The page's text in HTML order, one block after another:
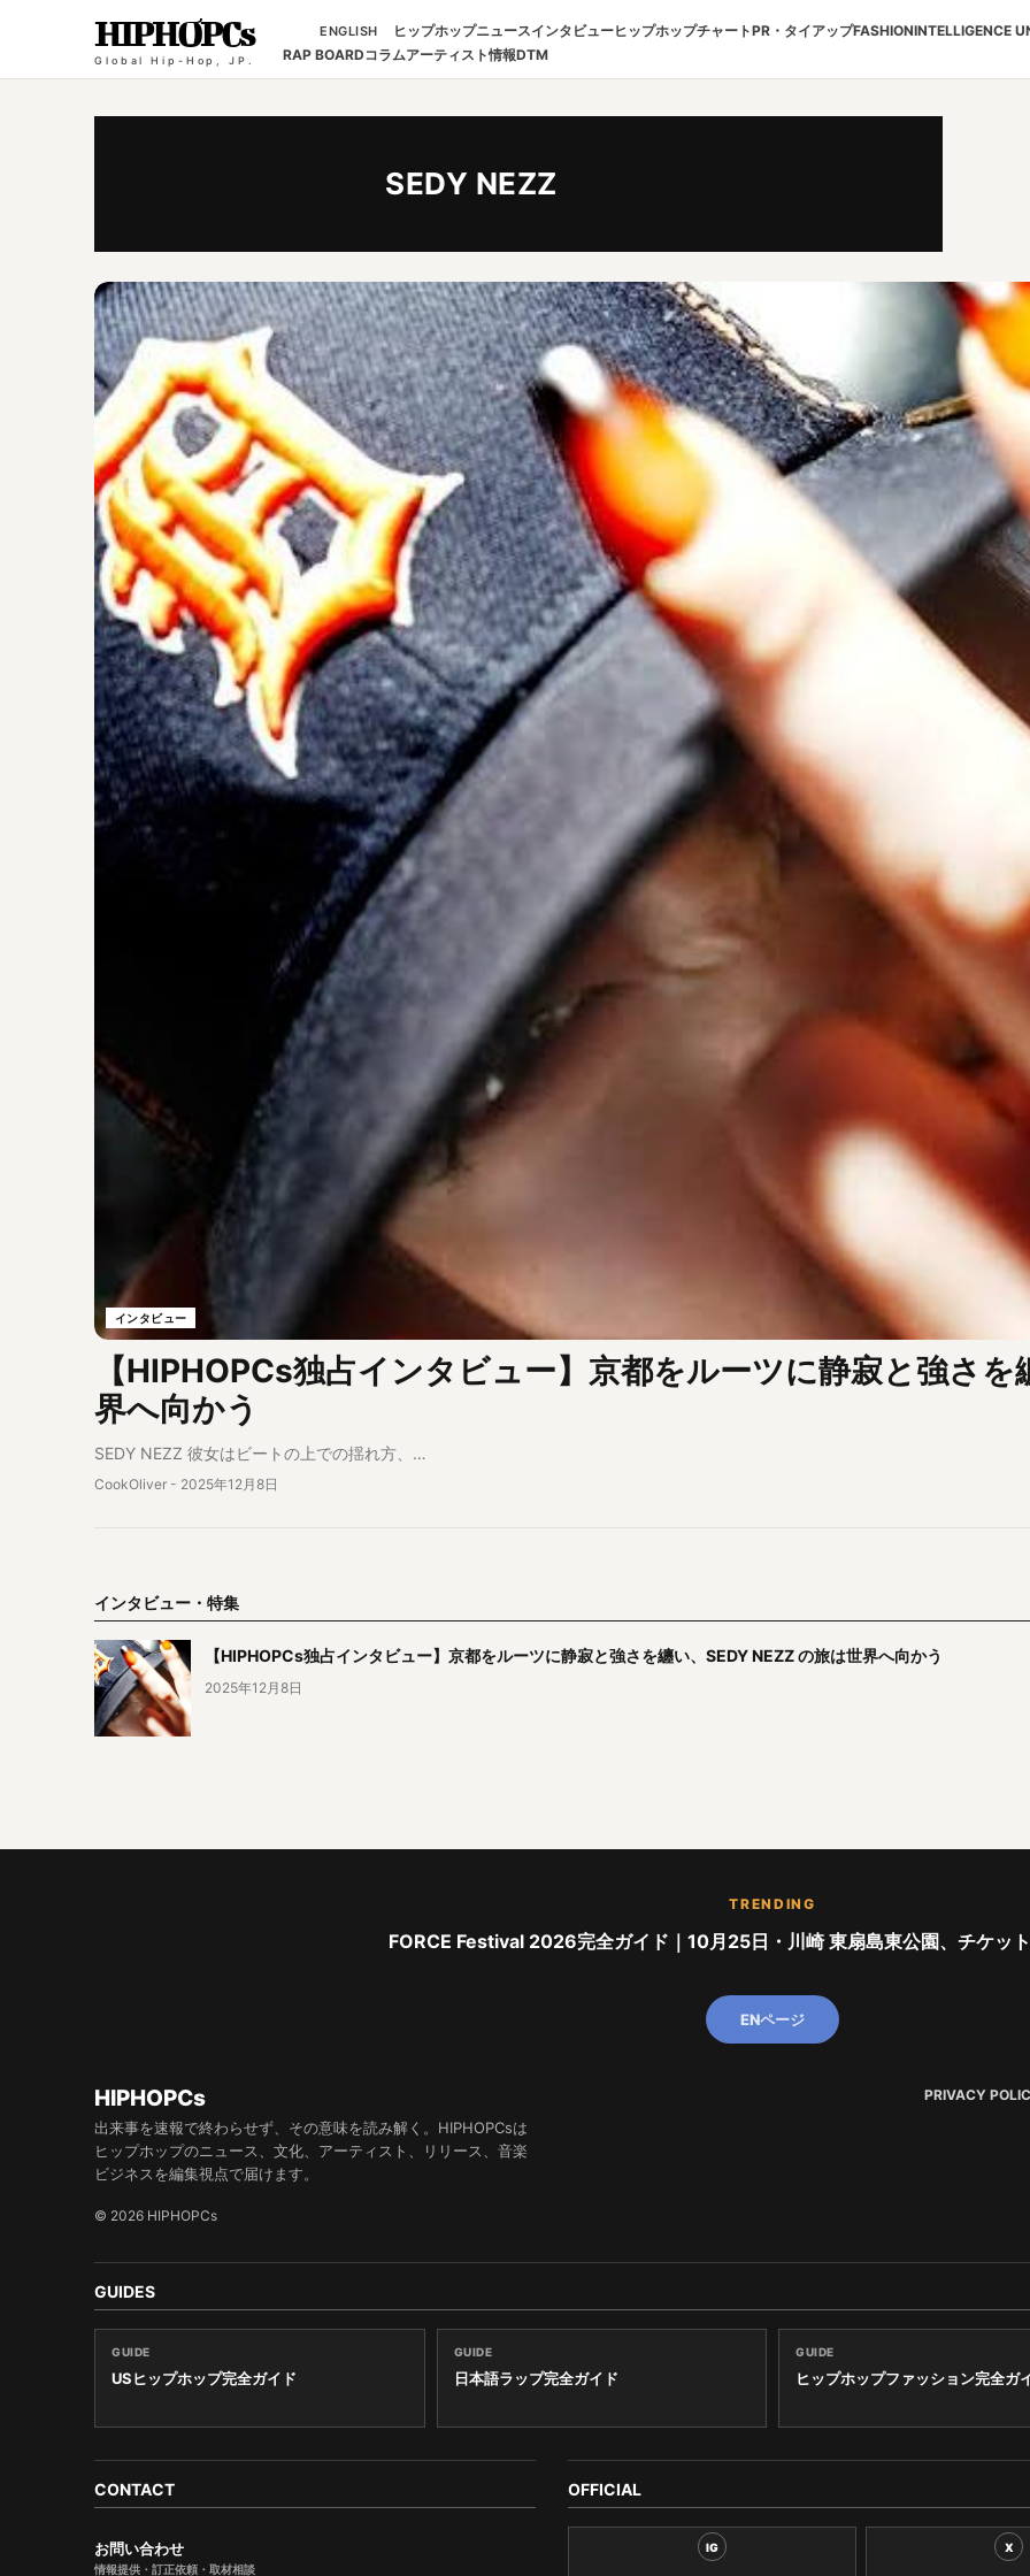
HIPHOPCs
Global Hip-Hop, JP.
ENGLISH ヒップホップニュースインタビューヒップホップチャートPR・タイアップFASHIONINTELLIGENCE
RAP BOARDコラムアーティスト情報DTM
SEDY NEZZ
インタビュー
【HIPHOPCs独占インタビュー】京都をルーツに静寂と強さ
界へ向かう
SEDY NEZZ 彼女はビートの上での揺れ方、…
CookOliver - 2025年12月8日
インタビュー・特集
【HIPHOPCs独占インタビュー】京都をルーツに静寂と強さを纏い、SEDY NEZZ の旅は世界へ向かう
2025年12月8日
TRENDING
FORCE Festival 2026完全ガイド｜10月25日・川崎 東扇島東公園、チケッ
ENページ
HIPHOPCs
出来事を速報で終わらせず、その意味を読み解く。HIPHOPCsは
ヒップホップのニュース、文化、アーティスト、リリース、音楽
ビジネスを編集視点で届けます。
© 2026 HIPHOPCs
PRIVACY
GUIDES
GUIDE
USヒップホップ完全ガイド
GUIDE
日本語ラップ完全ガイド
GUIDE
ヒップホップファッション完全ガ
CONTACT
お問い合わせ
情報提供・訂正依頼・取材相談
OFFICIAL
IG X